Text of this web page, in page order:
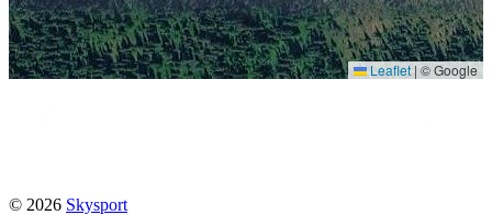
Leaflet | © Google
© 2026 Skysport